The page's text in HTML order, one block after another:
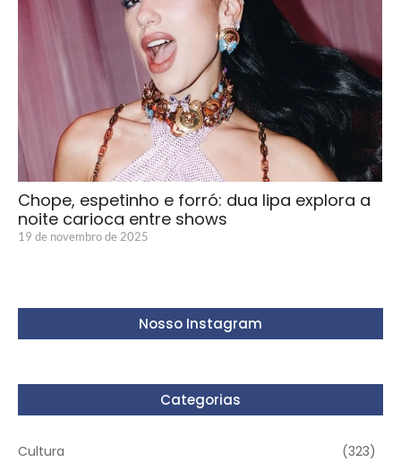
Chope, espetinho e forró: dua lipa explora a
noite carioca entre shows
19 de novembro de 2025
Nosso Instagram
Categorias
Cultura
(323)